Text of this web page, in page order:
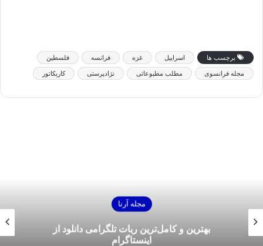
برچسب ها اسراییل غزه فرانسه فلسطین
مجله فرانسوی مطلب مطبوعاتی نژادپرستی کاریکاتور
مجله آرنا
بهترین و کامل‌ترین ربات تلگرامی دانلود از
اینستاگرام